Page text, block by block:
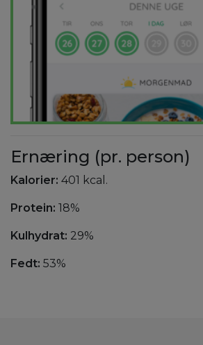
Ernæring (pr. person)
Kalorier: 401 kcal.
Protein: 18%
Kulhydrat: 29%
Fedt: 53%